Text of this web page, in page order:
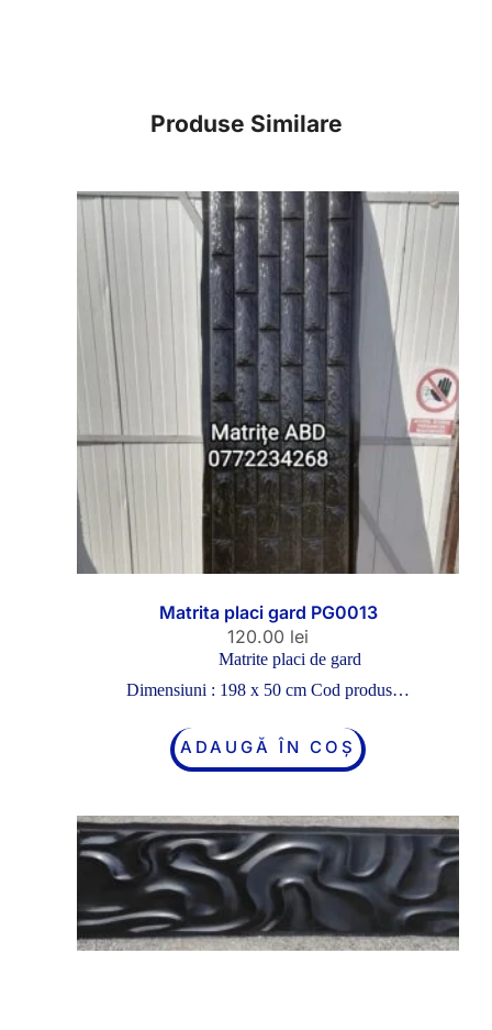
Produse Similare
Matrita placi gard PG0013
120.00 lei
Matrite placi de gard
Dimensiuni : 198 x 50 cm Cod produs…
ADAUGĂ ÎN COȘ